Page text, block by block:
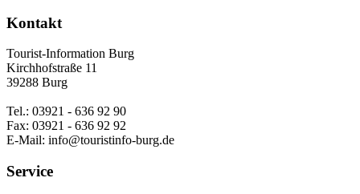
Kontakt
Tourist-Information Burg
Kirchhofstraße 11
39288 Burg
Tel.: 03921 - 636 92 90
Fax: 03921 - 636 92 92
E-Mail: info@touristinfo-burg.de
Service